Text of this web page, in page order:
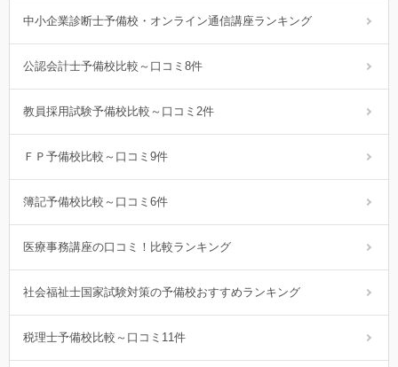
中小企業診断士予備校・オンライン通信講座ランキング
公認会計士予備校比較～口コミ8件
教員採用試験予備校比較～口コミ2件
ＦＰ予備校比較～口コミ9件
簿記予備校比較～口コミ6件
医療事務講座の口コミ！比較ランキング
社会福祉士国家試験対策の予備校おすすめランキング
税理士予備校比較～口コミ11件